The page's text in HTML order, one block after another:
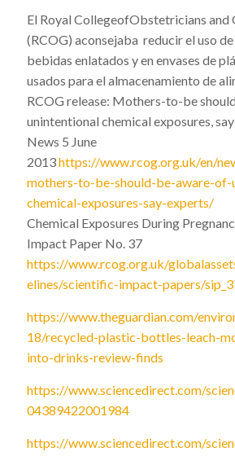
El Royal CollegeofObstetricians and
(RCOG) aconsejaba reducir el uso
bebidas enlatados y en envases de
usados para el almacenamiento de
RCOG release: Mothers-to-be
unintentional chemical exposures,
News 5 June
2013https://www.rcog.org.uk/en/
mothers-to-be-should-be-aware-of-
chemical-exposures-say-experts/
Chemical Exposures During
Impact Paper No. 37
https://www.rcog.org.uk/
elines/scientific-impact-papers/
https://www.theguardian.com/
18/recycled-plastic-bottles-leach-
into-drinks-review-finds
https://www.sciencedirect.com/
04389422001984
https://www.sciencedirect.com/